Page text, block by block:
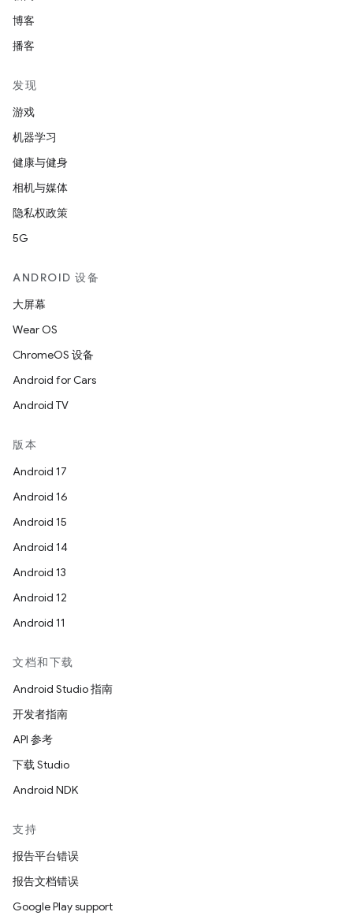
博客
播客
发现
游戏
机器学习
健康与健身
相机与媒体
隐私权政策
5G
ANDROID 设备
大屏幕
Wear OS
ChromeOS 设备
Android for Cars
Android TV
版本
Android 17
Android 16
Android 15
Android 14
Android 13
Android 12
Android 11
文档和下载
Android Studio 指南
开发者指南
API 参考
下载 Studio
Android NDK
支持
报告平台错误
报告文档错误
Google Play support